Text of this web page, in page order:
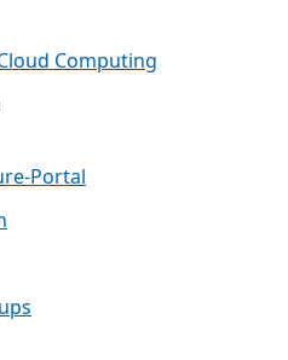
Computing
Portal